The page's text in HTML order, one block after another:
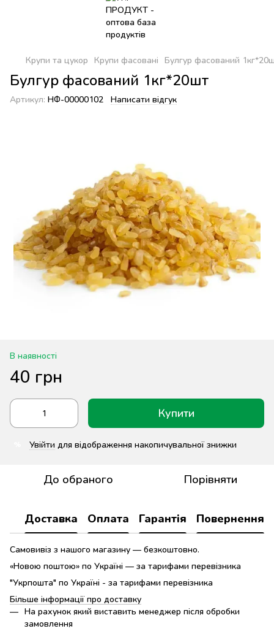
Крупи та цукор Крупи фасовані Булгур фасований
Булгур фасований 1кг*20шт
Артикул: НФ-00000102 Написати відгук
В наявності
40 грн
Купити
Увійти для відображення накопичувальної знижки
До обраного Порівняти
Доставка Оплата Гарантія Повернення
Самовивіз з нашого магазину — безкоштовно.
«Новою поштою» по Україні — за тарифами перевізника
"Укрпошта" по Україні - за тарифами перевізника
Більше інформації про доставку
На рахунок який виставить менеджер після обробки
замовлення